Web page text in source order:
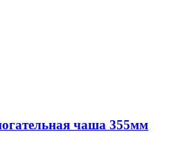
чаша 355мм